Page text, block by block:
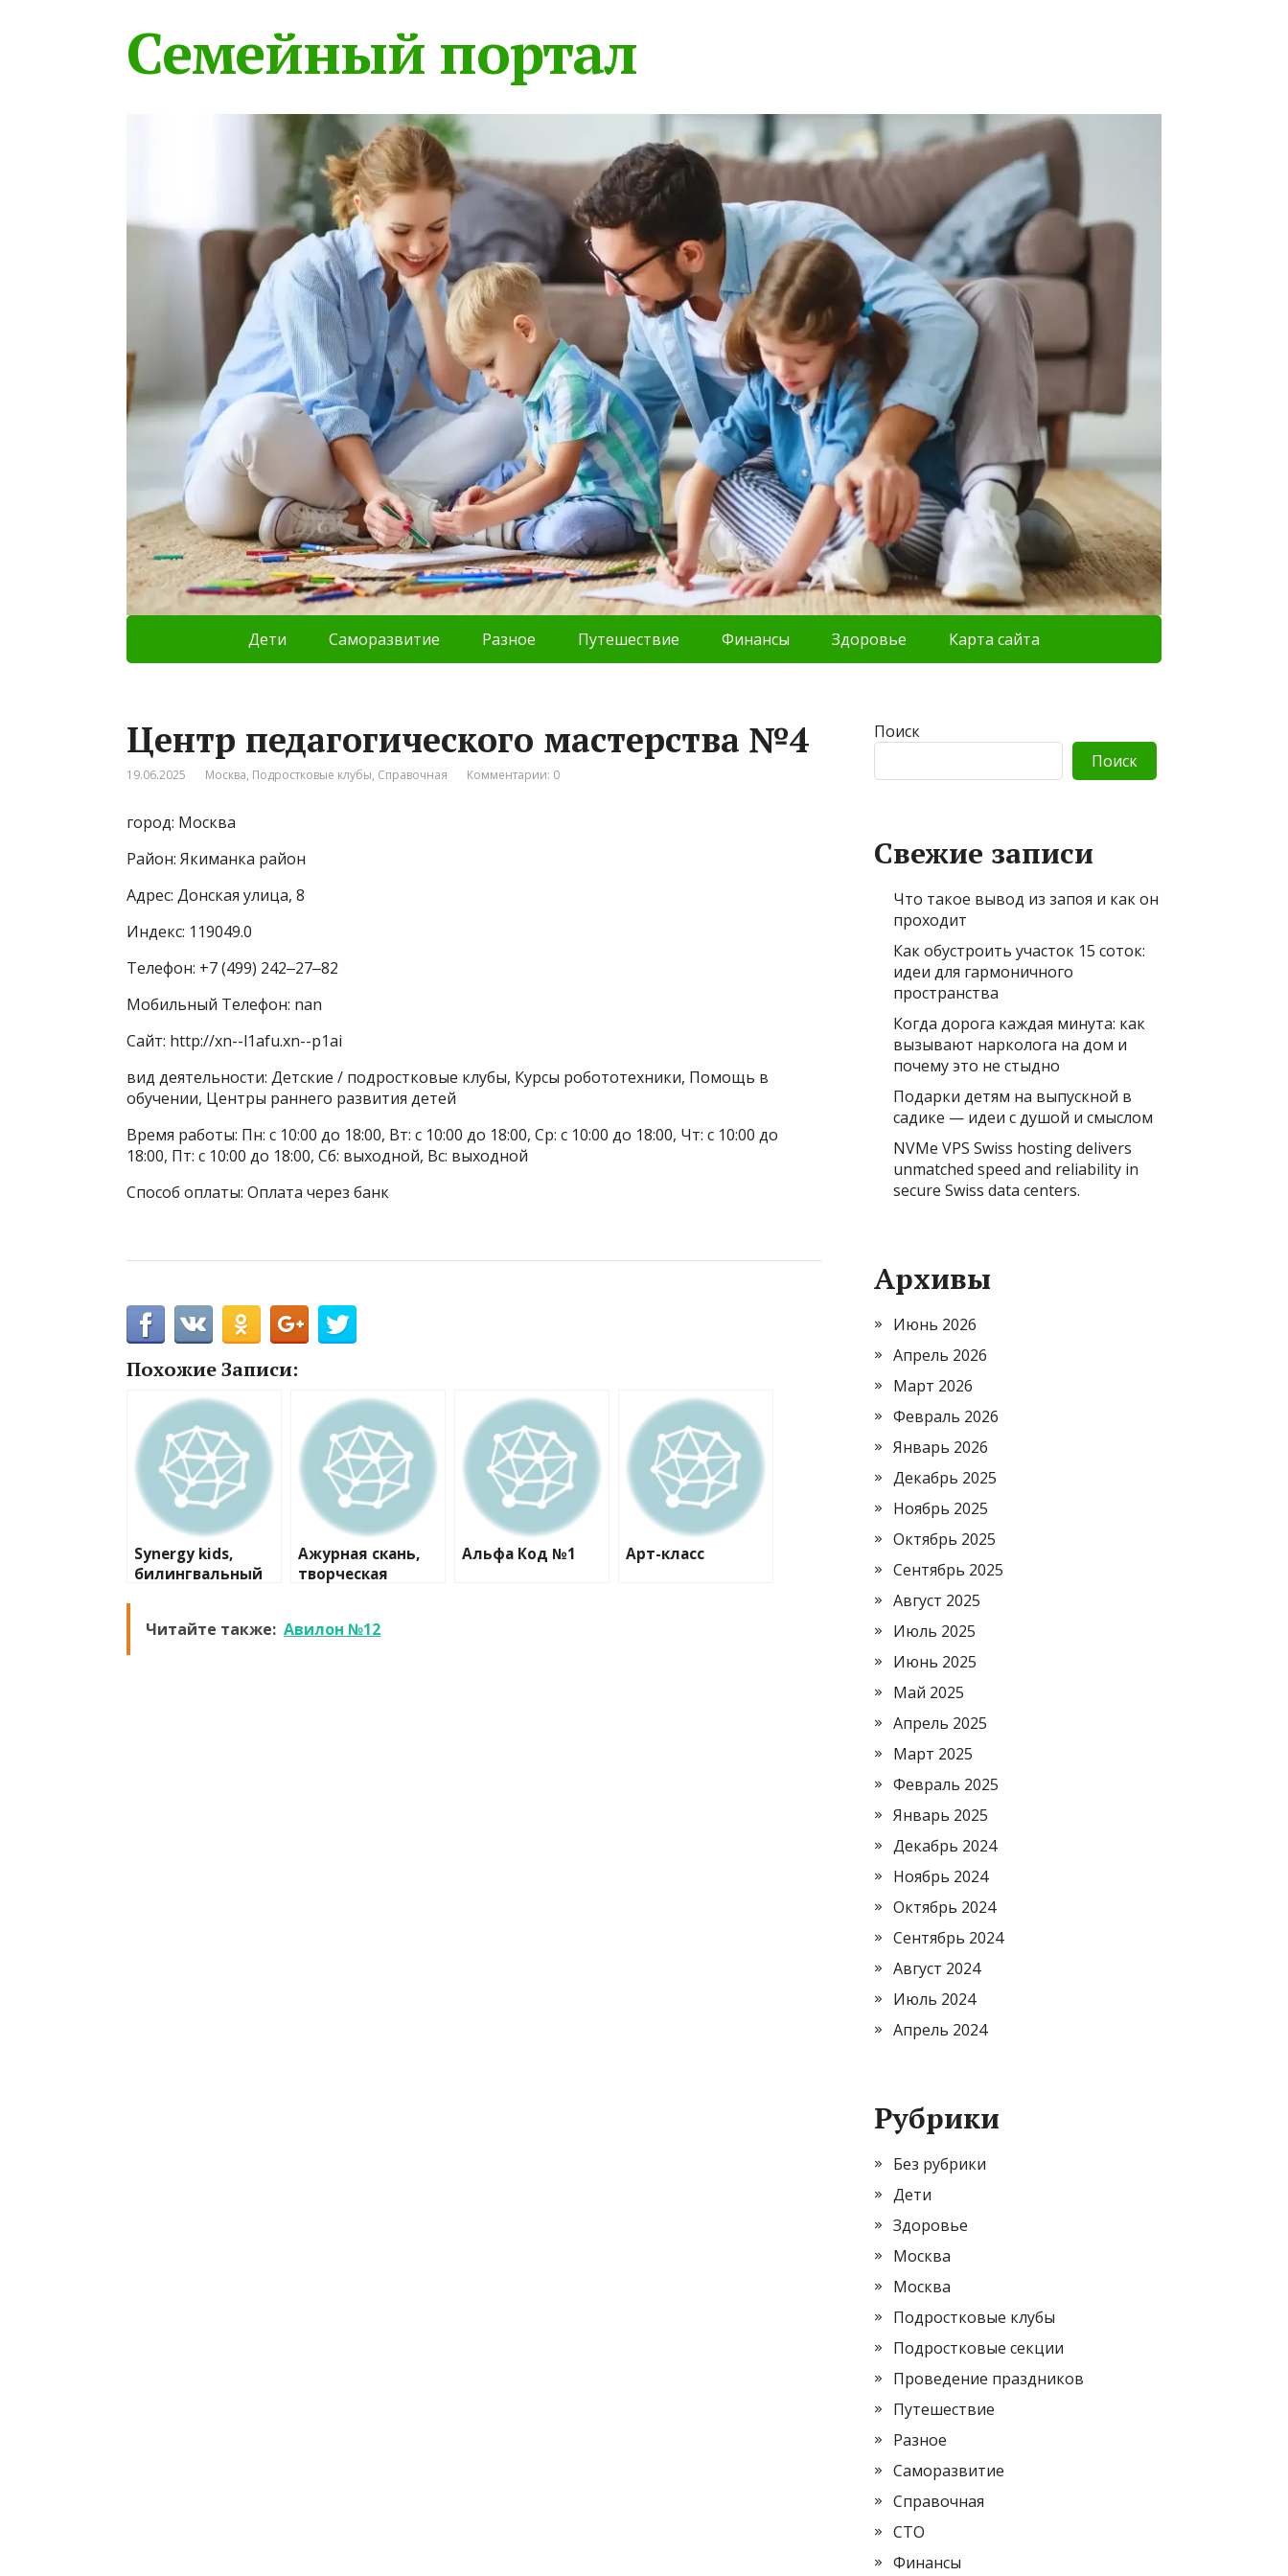
Семейный портал
Дети Саморазвитие Разное Путешествие Финансы Здоровье Карта сайта
Центр педагогического мастерства №4
19.06.2025 Москва, Подростковые клубы, Справочная Комментарии: 0
город: Москва
Район: Якиманка район
Адрес: Донская улица, 8
Индекс: 119049.0
Телефон: +7 (499) 242‒27‒82
Мобильный Телефон: nan
Сайт: http://xn--l1afu.xn--p1ai
вид деятельности: Детские / подростковые клубы, Курсы робототехники, Помощь в
обучении, Центры раннего развития детей
Время работы: Пн: с 10:00 до 18:00, Вт: с 10:00 до 18:00, Ср: с 10:00 до 18:00, Чт: с 10:00 до
18:00, Пт: с 10:00 до 18:00, Сб: выходной, Вс: выходной
Способ оплаты: Оплата через банк
Похожие Записи:
Synergy kids,
билингвальный
Ажурная скань,
творческая
Альфа Код №1 Арт-класс
Читайте также: Авилон №12
Поиск
Поиск
Свежие записи
Что такое вывод из запоя и как он
проходит
Как обустроить участок 15 соток:
идеи для гармоничного
пространства
Когда дорога каждая минута: как
вызывают нарколога на дом и
почему это не стыдно
Подарки детям на выпускной в
садике — идеи с душой и смыслом
NVMe VPS Swiss hosting delivers
unmatched speed and reliability in
secure Swiss data centers.
Архивы
Июнь 2026
Апрель 2026
Март 2026
Февраль 2026
Январь 2026
Декабрь 2025
Ноябрь 2025
Октябрь 2025
Сентябрь 2025
Август 2025
Июль 2025
Июнь 2025
Май 2025
Апрель 2025
Март 2025
Февраль 2025
Январь 2025
Декабрь 2024
Ноябрь 2024
Октябрь 2024
Сентябрь 2024
Август 2024
Июль 2024
Апрель 2024
Рубрики
Без рубрики
Дети
Здоровье
Москва
Москва
Подростковые клубы
Подростковые секции
Проведение праздников
Путешествие
Разное
Саморазвитие
Справочная
СТО
Финансы